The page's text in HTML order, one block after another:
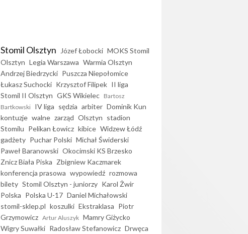
Stomil Olsztyn Józef Łobocki MOKS Stomil
Olsztyn Legia Warszawa Warmia Olsztyn
Andrzej Biedrzycki Puszcza Niepołomice
Łukasz Suchocki Krzysztof Filipek II liga
Stomil II Olsztyn GKS Wikielec Bartosz
Bartkowski IV liga sędzia arbiter Dominik Kun
kontuzje walne zarząd Olsztyn stadion
Stomilu Pelikan Łowicz kibice Widzew Łódź
gadżety Puchar Polski Michał Świderski
Paweł Baranowski Okocimski KS Brzesko
Znicz Biała Piska Zbigniew Kaczmarek
konferencja prasowa wypowiedź rozmowa
bilety Stomil Olsztyn - juniorzy Karol Żwir
Polska Polska U-17 Daniel Michałowski
stomil-sklep.pl koszulki Ekstraklasa Piotr
Grzymowicz Artur Aluszyk Mamry Giżycko
Wigry Suwałki Radosław Stefanowicz Drwęca